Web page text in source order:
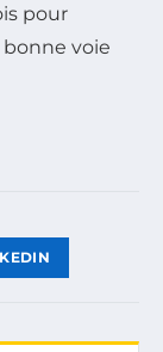
pour
bonne voie